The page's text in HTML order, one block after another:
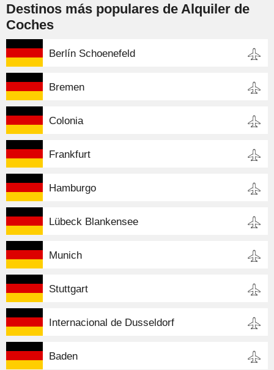
Destinos más populares de Alquiler de
Coches
Berlín Schoenefeld
Bremen
Colonia
Frankfurt
Hamburgo
Lübeck Blankensee
Munich
Stuttgart
Internacional de Dusseldorf
Baden